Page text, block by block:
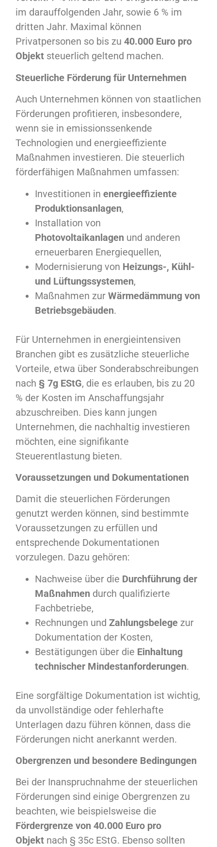
im darauffolgenden Jahr, sowie 6 % im
dritten Jahr. Maximal können
Privatpersonen so bis zu40.000 Euro pro
Objekt steuerlich geltend machen.
Steuerliche Förderung für Unternehmen
Auch Unternehmen können von staatlichen
Förderungen profitieren, insbesondere,
wenn sie in emissionssenkende
Technologien und energieeffiziente
Maßnahmen investieren. Die steuerlich
förderfähigen Maßnahmen umfassen:
Investitionen inenergieeffiziente
Produktionsanlagen,
Installation von
Photovoltaikanlagen und anderen
erneuerbaren Energiequellen,
Modernisierung von Heizungs-, Kühl-
und Lüftungssystemen,
Maßnahmen zurWärmedämmung von
Betriebsgebäuden.
Für Unternehmen in energieintensiven
Branchen gibt es zusätzliche steuerliche
Vorteile, etwa über Sonderabschreibungen
nach § 7g EStG, die es erlauben, bis zu 20
% der Kosten im Anschaffungsjahr
abzuschreiben. Dies kann jungen
Unternehmen, die nachhaltig investieren
möchten, eine signifikante
Steuerentlastung bieten.
Voraussetzungen und Dokumentationen
Damit die steuerlichen Förderungen
genutzt werden können, sind bestimmte
Voraussetzungen zu erfüllen und
entsprechende Dokumentationen
vorzulegen. Dazu gehören:
Nachweise über die Durchführung der
Maßnahmen durch qualifizierte
Fachbetriebe,
Rechnungen undZahlungsbelege zur
Dokumentation der Kosten,
Bestätigungen über die Einhaltung
technischer Mindestanforderungen.
Eine sorgfältige Dokumentation ist wichtig,
da unvollständige oder fehlerhafte
Unterlagen dazu führen können, dass die
Förderungen nicht anerkannt werden.
Obergrenzen und besondere Bedingungen
Bei der Inanspruchnahme der steuerlichen
Förderungen sind einige Obergrenzen zu
beachten, wie beispielsweise die
Fördergrenze von 40.000 Euro pro
Objekt nach § 35c EStG. Ebenso sollten